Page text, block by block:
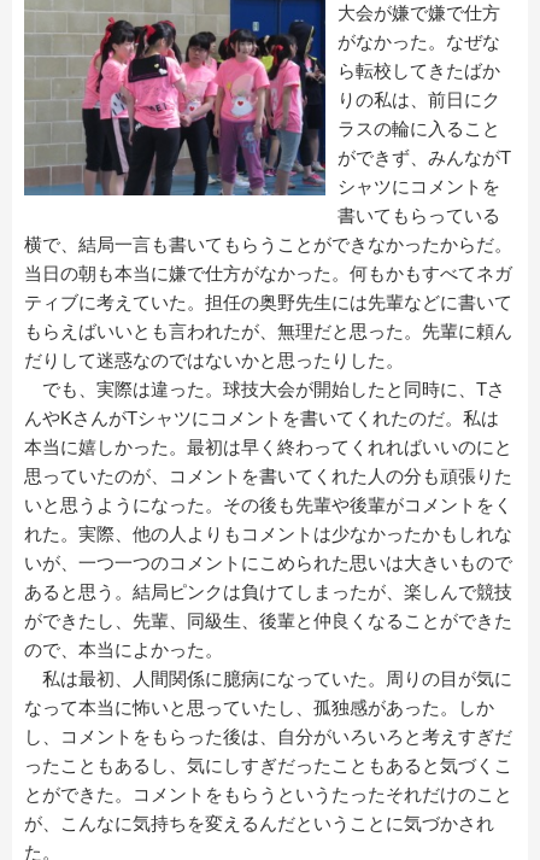
大会が嫌で嫌で仕方
がなかった。なぜな
ら転校してきたばか
りの私は、前日にク
ラスの輪に入ること
ができず、みんながT
シャツにコメントを
書いてもらっている
横で、結局一言も書いてもらうことができなかったからだ。
当日の朝も本当に嫌で仕方がなかった。何もかもすべてネガ
ティブに考えていた。担任の奥野先生には先輩などに書いて
もらえばいいとも言われたが、無理だと思った。先輩に頼ん
だりして迷惑なのではないかと思ったりした。
でも、実際は違った。球技大会が開始したと同時に、Tさ
んやKさんがTシャツにコメントを書いてくれたのだ。私は
本当に嬉しかった。最初は早く終わってくれればいいのにと
思っていたのが、コメントを書いてくれた人の分も頑張りた
いと思うようになった。その後も先輩や後輩がコメントをく
れた。実際、他の人よりもコメントは少なかったかもしれな
いが、一つ一つのコメントにこめられた思いは大きいもので
あると思う。結局ピンクは負けてしまったが、楽しんで競技
ができたし、先輩、同級生、後輩と仲良くなることができた
ので、本当によかった。
私は最初、人間関係に臆病になっていた。周りの目が気に
なって本当に怖いと思っていたし、孤独感があった。しか
し、コメントをもらった後は、自分がいろいろと考えすぎだ
ったこともあるし、気にしすぎだったこともあると気づくこ
とができた。コメントをもらうというたったそれだけのこと
が、こんなに気持ちを変えるんだということに気づかされ
た。